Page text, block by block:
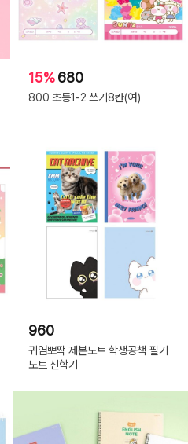
15%680
800 초등1-2 쓰기8칸(여)
960
귀염뽀짝 제본노트 학생공책 필기
노트 신학기